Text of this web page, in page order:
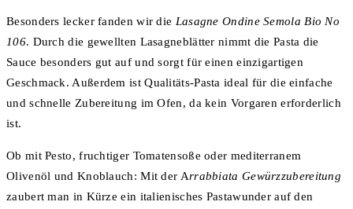
Besonders lecker fanden wir die Lasagne Ondine Semola Bio No
106. Durch die gewellten Lasagneblätter nimmt die Pasta die
Sauce besonders gut auf und sorgt für einen einzigartigen
Geschmack. Außerdem ist Qualitäts-Pasta ideal für die einfache
und schnelle Zubereitung im Ofen, da kein Vorgaren erforderlich
ist.
Ob mit Pesto, fruchtiger Tomatensoße oder mediterranem
Olivenöl und Knoblauch: Mit der Arrabbiata Gewürzzubereitung
zaubert man in Kürze ein italienisches Pastawunder auf den